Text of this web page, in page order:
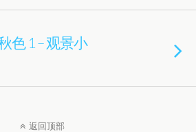
色 1 – 观景小
返回顶部